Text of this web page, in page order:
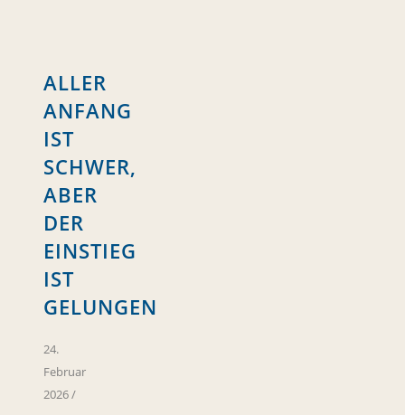
ALLER
ANFANG
IST
SCHWER,
ABER
DER
EINSTIEG
IST
GELUNGEN
24.
Februar
2026/